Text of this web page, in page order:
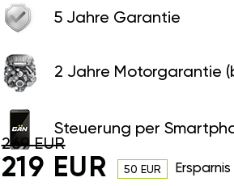
5 Jahre Garantie
2 Jahre Motorgarantie
Steuerung per
269 EUR
219 EUR 50 EUR Ersparnis